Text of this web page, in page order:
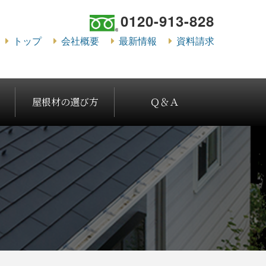
0120-913-828
トップ 会社概要 最新情報 資料請求
屋根材の選び方 Ｑ＆Ａ